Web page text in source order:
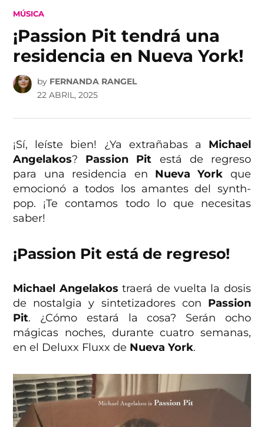
POSTED
MÚSICA
¡Passion Pit tendrá una
residencia en Nueva York!
by FERNANDA RANGEL
22 ABRIL, 2025
¡Sí, leíste bien! ¿Ya extrañabas a Michael
Angelakos? Passion Pit está de regreso
para una residencia en Nueva York que
emocionó a todos los amantes del synth-
pop. ¡Te contamos todo lo que necesitas
saber!
¡Passion Pit está de regreso!
Michael Angelakos traerá de vuelta la dosis
de nostalgia y sintetizadores con Passion
Pit. ¿Cómo estará la cosa? Serán ocho
mágicas noches, durante cuatro semanas,
en el Deluxx Fluxx de Nueva York.